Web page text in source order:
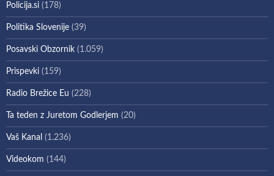
Policija.si (178)
Politika Slovenije (39)
Posavski Obzornik (1.059)
Prispevki (159)
Radio Brežice Eu (228)
Ta teden z Juretom Godlerjem (20)
Vaš Kanal (1.236)
Videokom (144)